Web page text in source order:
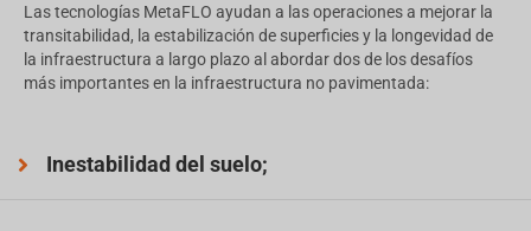
Las tecnologías MetaFLO ayudan a las operaciones a mejorar la
transitabilidad, la estabilización de superficies y la longevidad de
la infraestructura a largo plazo al abordar dos de los desafíos
más importantes en la infraestructura no pavimentada:
Inestabilidad del suelo;